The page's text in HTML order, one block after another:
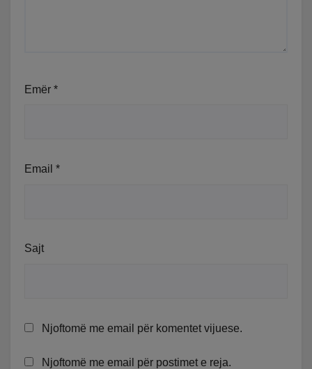
Emër *
Email *
Sajt
Njoftomë me email për komentet vijuese.
Njoftomë me email për postimet e reja.